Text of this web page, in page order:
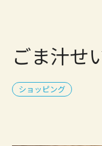
ごま汁せ
ショッピング